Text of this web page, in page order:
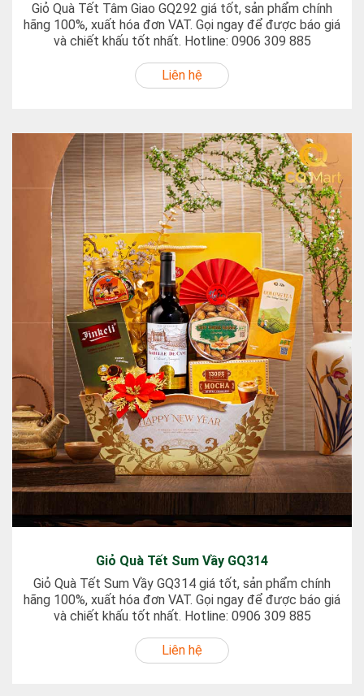
Giỏ Quà Tết Tâm Giao GQ292 giá tốt, sản phẩm chính
hãng 100%, xuất hóa đơn VAT. Gọi ngay để được báo giá
và chiết khấu tốt nhất. Hotline: 0906 309 885
Liên hệ
Giỏ Quà Tết Sum Vầy GQ314
Giỏ Quà Tết Sum Vầy GQ314 giá tốt, sản phẩm chính
hãng 100%, xuất hóa đơn VAT. Gọi ngay để được báo giá
và chiết khấu tốt nhất. Hotline: 0906 309 885
Liên hệ